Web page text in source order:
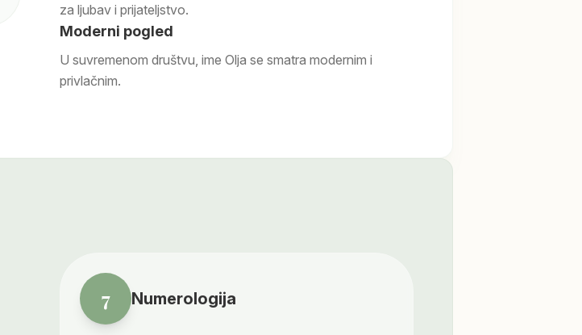
za ljubav i prijateljstvo.
Moderni pogled
U suvremenom društvu, ime Olja se smatra modernim i
privlačnim.
7 Numerologija